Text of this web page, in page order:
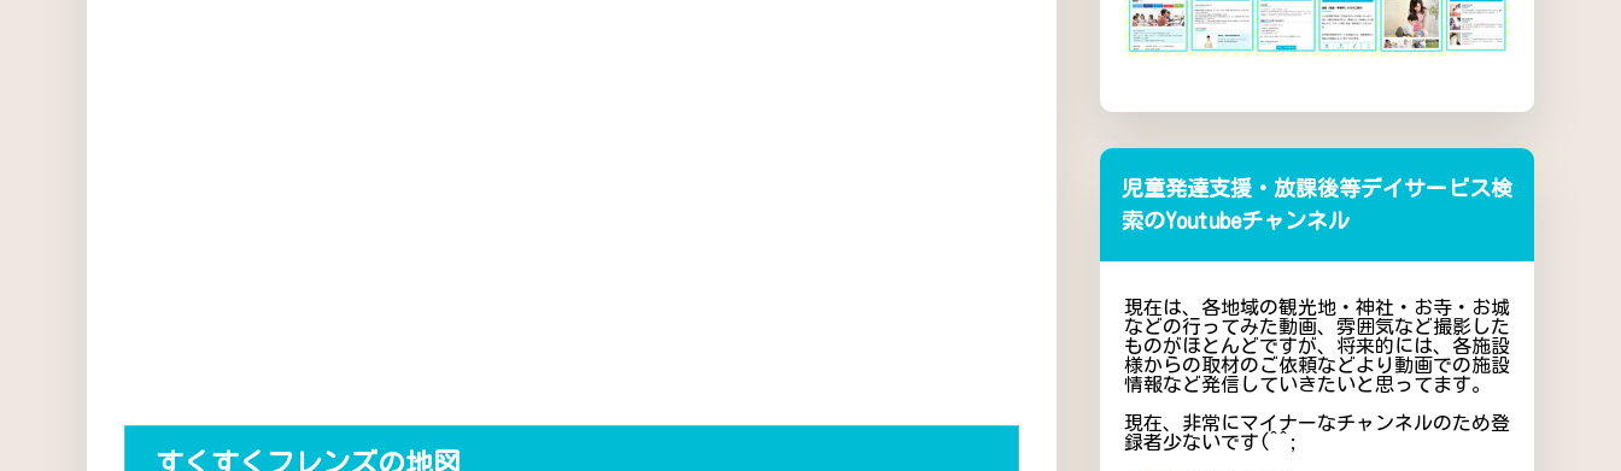
すくすくフレンズの地図
児童発達支援・放課後等デイサービス検
索のYoutubeチャンネル
現在は、各地域の観光地・神社・お寺・お城
などの行ってみた動画、雰囲気など撮影した
ものがほとんどですが、将来的には、各施設
様からの取材のご依頼などより動画での施設
情報など発信していきたいと思ってます。
現在、非常にマイナーなチャンネルのため登
録者少ないです(^^;